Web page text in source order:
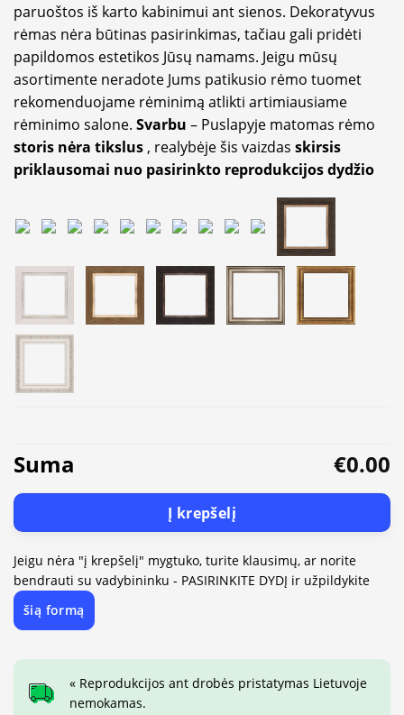
paruoštos iš karto kabinimui ant sienos. Dekoratyvus
rėmas nėra būtinas pasirinkimas, tačiau gali pridėti
papildomos estetikos Jūsų namams. Jeigu mūsų
asortimente neradote Jums patikusio rėmo tuomet
rekomenduojame rėminimą atlikti artimiausiame
rėminimo salone. Svarbu – Puslapyje matomas rėmo
storis nėra tikslus , realybėje šis vaizdas skirsis
priklausomai nuo pasirinkto reprodukcijos dydžio
Suma €0.00
Į krepšelį
Jeigu nėra "į krepšelį" mygtuko, turite klausimų, ar norite
bendrauti su vadybininku - PASIRINKITE DYDĮ ir užpildykite
šią formą
« Reprodukcijos ant drobės pristatymas Lietuvoje
nemokamas.